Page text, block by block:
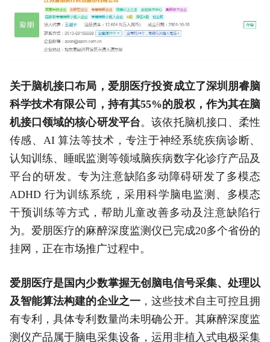
关于脑机接口布局，爱朋医疗投资成立了深圳朋睿脑
科学技术有限公司，持有其55%的股权，作为其在脑
机接口领域的核心研发平台。该依托脑机接口、柔性
传感、AI 算法等技术，专注于神经系统疾病诊断、
认知训练、睡眠监测等领域脑疾病数字化诊疗产品及
平台的研发。专为注意缺陷多动障碍研发了多模态
ADHD 行为训练系统，采用科学脑电监测、多模态
干预训练等方式，帮助儿童改善多动及注意缺陷行
为。爱朋医疗的麻醉深度监测仪已完成20多个省份的
挂网，正在市场推广过程中。
爱朋医疗是国内少数掌握无创脑电信号采集、处理以
及智能算法构建的企业之一 ，这些技术自主可控且拥
有专利，具体专利数量尚未明确公开。其麻醉深度监
测仪产品属于脑电采集设备，运用非植入式电极采集